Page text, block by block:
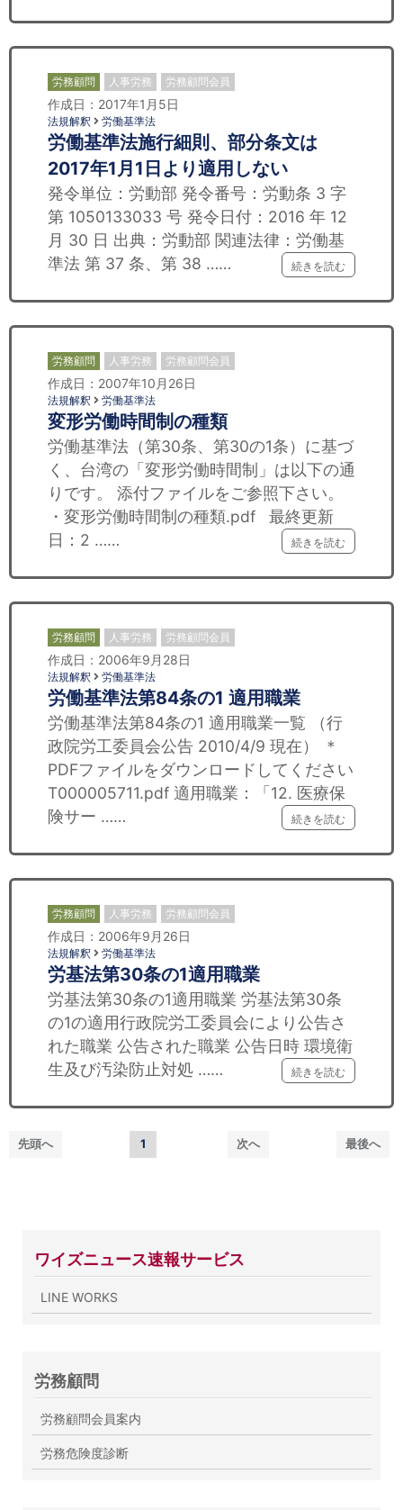
労務顧問 人事労務 労務顧問会員
作成日：2017年1月5日
法規解釈 労働基準法
労働基準法施行細則、部分条文は
2017年1月1日より適用しない
発令単位：労動部 発令番号：労動条 3 字
第 1050133033 号 発令日付：2016 年 12
月 30 日 出典：労動部 関連法律：労働基
準法 第 37 条、第 38 ……
続きを読む
労務顧問 人事労務 労務顧問会員
作成日：2007年10月26日
法規解釈 労働基準法
変形労働時間制の種類
労働基準法（第30条、第30の1条）に基づ
く、台湾の「変形労働時間制」は以下の通
りです。 添付ファイルをご参照下さい。
・変形労働時間制の種類.pdf 最終更新
日：2 ……
続きを読む
労務顧問 人事労務 労務顧問会員
作成日：2006年9月28日
法規解釈 労働基準法
労働基準法第84条の1 適用職業
労働基準法第84条の1 適用職業一覧 （行
政院労工委員会公告 2010/4/9 現在） ＊
PDFファイルをダウンロードしてください
T000005711.pdf 適用職業：「12. 医療保
険サー ……
続きを読む
労務顧問 人事労務 労務顧問会員
作成日：2006年9月26日
法規解釈 労働基準法
労基法第30条の1適用職業
労基法第30条の1適用職業 労基法第30条
の1の適用行政院労工委員会により公告さ
れた職業 公告された職業 公告日時 環境衛
生及び汚染防止対処 ……
続きを読む
先頭へ 1 次へ 最後へ
ワイズニュース速報サービス
LINE WORKS
労務顧問
労務顧問会員案内
労務危険度診断